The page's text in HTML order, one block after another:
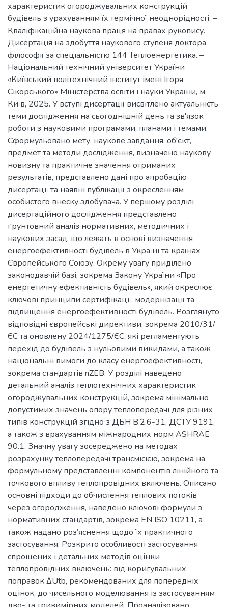
характеристик огороджувальних конструкцій
будівель з урахуванням їх термічної неоднорідності. –
Кваліфікаційна наукова праця на правах рукопису.
Дисертація на здобуття наукового ступеня доктора
філософії за спеціальністю 144 Теплоенергетика. –
Національний технічний університет України
«Київський політехнічний інститут імені Ігоря
Сікорського» Міністерства освіти і науки України, м.
Київ, 2025. У вступі дисертації висвітлено актуальність
теми дослідження на сьогоднішній день та зв'язок
роботи з науковими програмами, планами і темами.
Сформульовано мету, наукове завдання, об'єкт,
предмет та методи дослідження, визначено наукову
новизну та практичне значення отриманих
результатів, представлено дані про апробацію
дисертації та наявні публікації з окресленням
особистого внеску здобувача. У першому розділі
дисертаційного дослідження представлено
ґрунтовний аналіз нормативних, методичних і
наукових засад, що лежать в основі визначення
енергоефективності будівель в Україні та країнах
Європейського Союзу. Окрему увагу приділено
законодавчій базі, зокрема Закону України «Про
енергетичну ефективність будівель», який окреслює
ключові принципи сертифікації, модернізації та
підвищення енергоефективності будівель. Розглянуто
відповідні європейські директиви, зокрема 2010/31/
ЄС та оновлену 2024/1275/ЄС, які регламентують
перехід до будівель з нульовими викидами, а також
національні вимоги до класу енергоефективності,
зокрема стандартів nZEB. У розділі наведено
детальний аналіз теплотехнічних характеристик
огороджувальних конструкцій, зокрема мінімально
допустимих значень опору теплопередачі для різних
типів конструкцій згідно з ДБН В.2.6-31, ДСТУ 9191,
а також з врахуванням міжнародних норм ASHRAE
90.1. Значну увагу зосереджено на методах
розрахунку теплопередачі трансмісією, зокрема на
формульному представленні компонентів лінійного та
точкового впливу теплопровідних включень. Описано
основні підходи до обчислення теплових потоків
через огородження, наведено ключові формули з
нормативних стандартів, зокрема EN ISO 10211, а
також надано роз’яснення щодо їх практичного
застосування. Розкрито особливості застосування
спрощених і детальних методів оцінки
теплопровідних включень: від коригувальних
поправок ∆Utb, рекомендованих для попередніх
оцінок, до чисельного моделювання із застосуванням